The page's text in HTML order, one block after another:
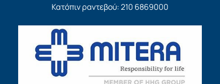
Κατόπιν ραντεβού: 210 6869000